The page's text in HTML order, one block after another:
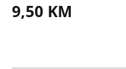
9,50 KM